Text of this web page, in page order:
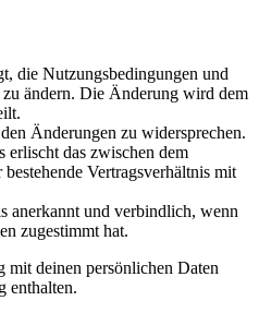
die Nutzungsbedingungen und
ändern. Die Änderung wird dem
Änderungen zu widersprechen.
erlischt das zwischen dem
Vertragsverhältnis mit
anerkannt und verbindlich, wenn
zugestimmt hat.
mit deinen persönlichen Daten
enthalten.